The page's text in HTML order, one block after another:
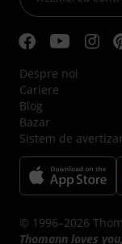
Despre noi
Cariere
Blog
Bazar
Sistem de
© 1996–2026
Thomann loves